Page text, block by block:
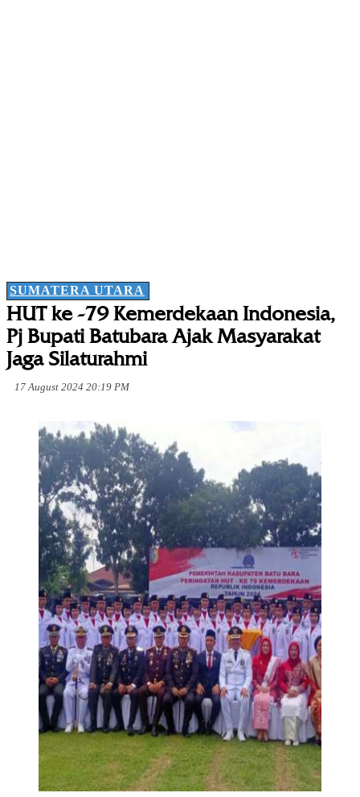
SUMATERA UTARA
HUT ke -79 Kemerdekaan Indonesia,
Pj Bupati Batubara Ajak Masyarakat
Jaga Silaturahmi
17 August 2024 20:19 PM